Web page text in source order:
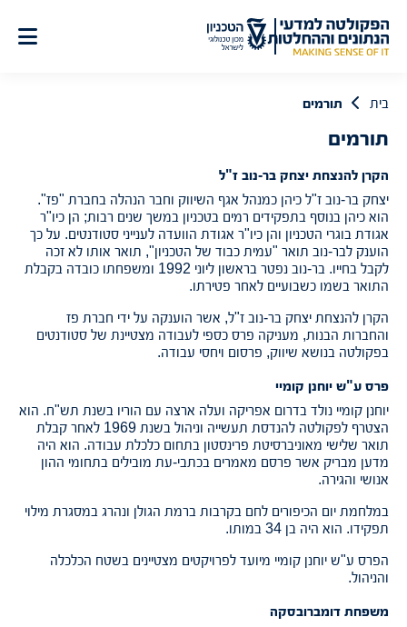
לתוכן
בית תורמים
תורמים
הקרן להנצחת יצחק בר-נוב ז"ל
יצחק בר-נוב ז"ל כיהן כמנהל אגף השיווק וחבר הנהלה בחברת "פז".
הוא כיהן בנוסף בתפקידים רמים בטכניון במשך שנים רבות; הן כיו"ר
אגודת בוגרי הטכניון והן כיו"ר אגודת הוועדה לענייני סטודנטים. על כך
הוענק לבר-נוב תואר "עמית כבוד של הטכניון", תואר אותו לא זכה
לקבל בחייו. בר-נוב נפטר בראשון ליוני 1992 ומשפחתו כובדה בקבלת
התואר בשמו כשבועיים לאחר פטירתו.
הקרן להנצחת יצחק בר-נוב ז"ל, אשר הוענקה על ידי חברת פז
והחברות הבנות, מעניקה פרס כספי לעבודה מצטיינת של סטודנטים
בפקולטה בנושא שיווק, פרסום ויחסי עבודה.
פרס ע"ש יוחנן קומיי
יוחנן קומיי נולד בדרום אפריקה ועלה ארצה עם הוריו בשנת תש"ח. הוא
הצטרף לפקולטה להנדסת תעשייה וניהול בשנת 1969 לאחר קבלת
תואר שלישי מאוניברסיטת פרינסטון בתחום כלכלת עבודה. הוא היה
מדען מבריק אשר פרסם מאמרים בכתבי-עת מובילים בתחומי ההון
אנושי והגירה.
במלחמת יום הכיפורים לחם בקרבות ברמת הגולן ונהרג במסגרת מילוי
תפקידו. הוא היה בן 34 במותו.
הפרס ע"ש יוחנן קומיי מיועד לפרויקטים מצטיינים בשטח הכלכלה
והניהול.
משפחת דומברובסקה